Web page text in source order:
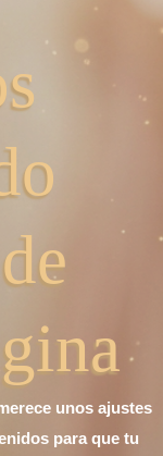
unos ajustes
para que tu